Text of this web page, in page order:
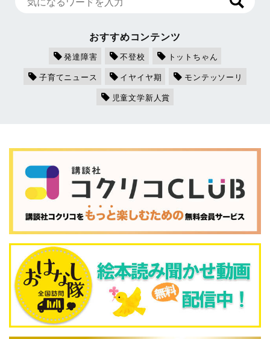
おすすめコンテンツ
発達障害 不登校
トットちゃん
子育てニュース
イヤイヤ期
モンテッソーリ
児童文学新人賞